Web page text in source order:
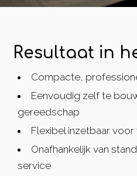
Resultaat in
Compacte,
Eenvoudig zelf te
gereedschap
Flexibel inzetbaar
Onafhankelijk van
service